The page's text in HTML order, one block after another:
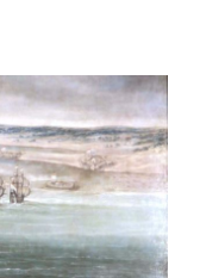
- assumed
version of PHP)